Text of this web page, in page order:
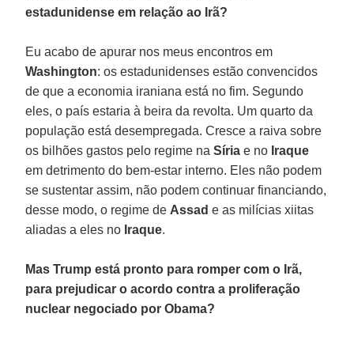
estadunidense em relação ao Irã?
Eu acabo de apurar nos meus encontros em
Washington: os estadunidenses estão convencidos
de que a economia iraniana está no fim. Segundo
eles, o país estaria à beira da revolta. Um quarto da
população está desempregada. Cresce a raiva sobre
os bilhões gastos pelo regime naSíria e no Iraque
em detrimento do bem-estar interno. Eles não podem
se sustentar assim, não podem continuar financiando,
desse modo, o regime de Assad e as milícias xiitas
aliadas a eles no Iraque.
Mas Trump está pronto para romper com o Irã,
para prejudicar o acordo contra a proliferação
nuclear negociado por Obama?